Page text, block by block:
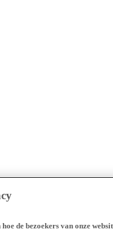
de bezoekers van onze